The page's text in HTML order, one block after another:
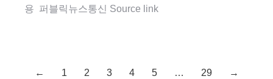
용 퍼블릭뉴스통신 Source link
← 1 2 3 4 5 … 29 →